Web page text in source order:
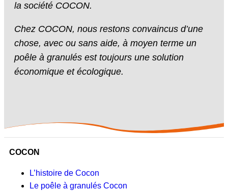
la société COCON.
Chez COCON, nous restons convaincus d’une
chose, avec ou sans aide, à moyen terme un
poêle à granulés est toujours une solution
économique et écologique.
COCON
L’histoire de Cocon
Le poêle à granulés Cocon